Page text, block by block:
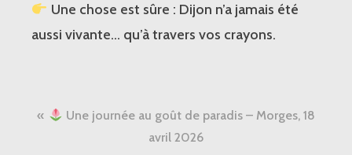
Une chose est sûre : Dijon n’a jamais été
aussi vivante… qu’à travers vos crayons.
Navigation
Une journée au goût de paradis – Morges, 18
avril 2026